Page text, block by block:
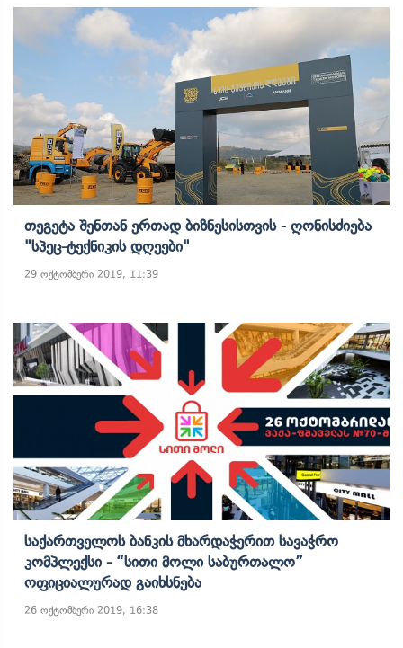
Თეგეტა Შენთან Ერთად Ბიზნესისთვის - Ღონისძიება
"სპეც-Ტექნიკის Დღეები"
29 ოქტომბერი 2019, 11:39
Საქართველოს Ბანკის Მხარდაჭერით Სავაჭრო
Კომპლექსი - “სითი Მოლი Საბურთალო”
Ოფიციალურად Გაიხსნება
26 ოქტომბერი 2019, 16:38